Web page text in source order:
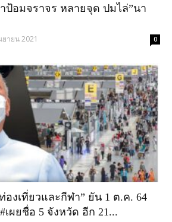
ป้อมจราจร หลายจุด ปมไล่”นา
ายน 2021 0
องเที่ยวและกีฬา” ยัน 1 ต.ค. 64
เผยชื่อ 5 จังหวัด อีก 21...